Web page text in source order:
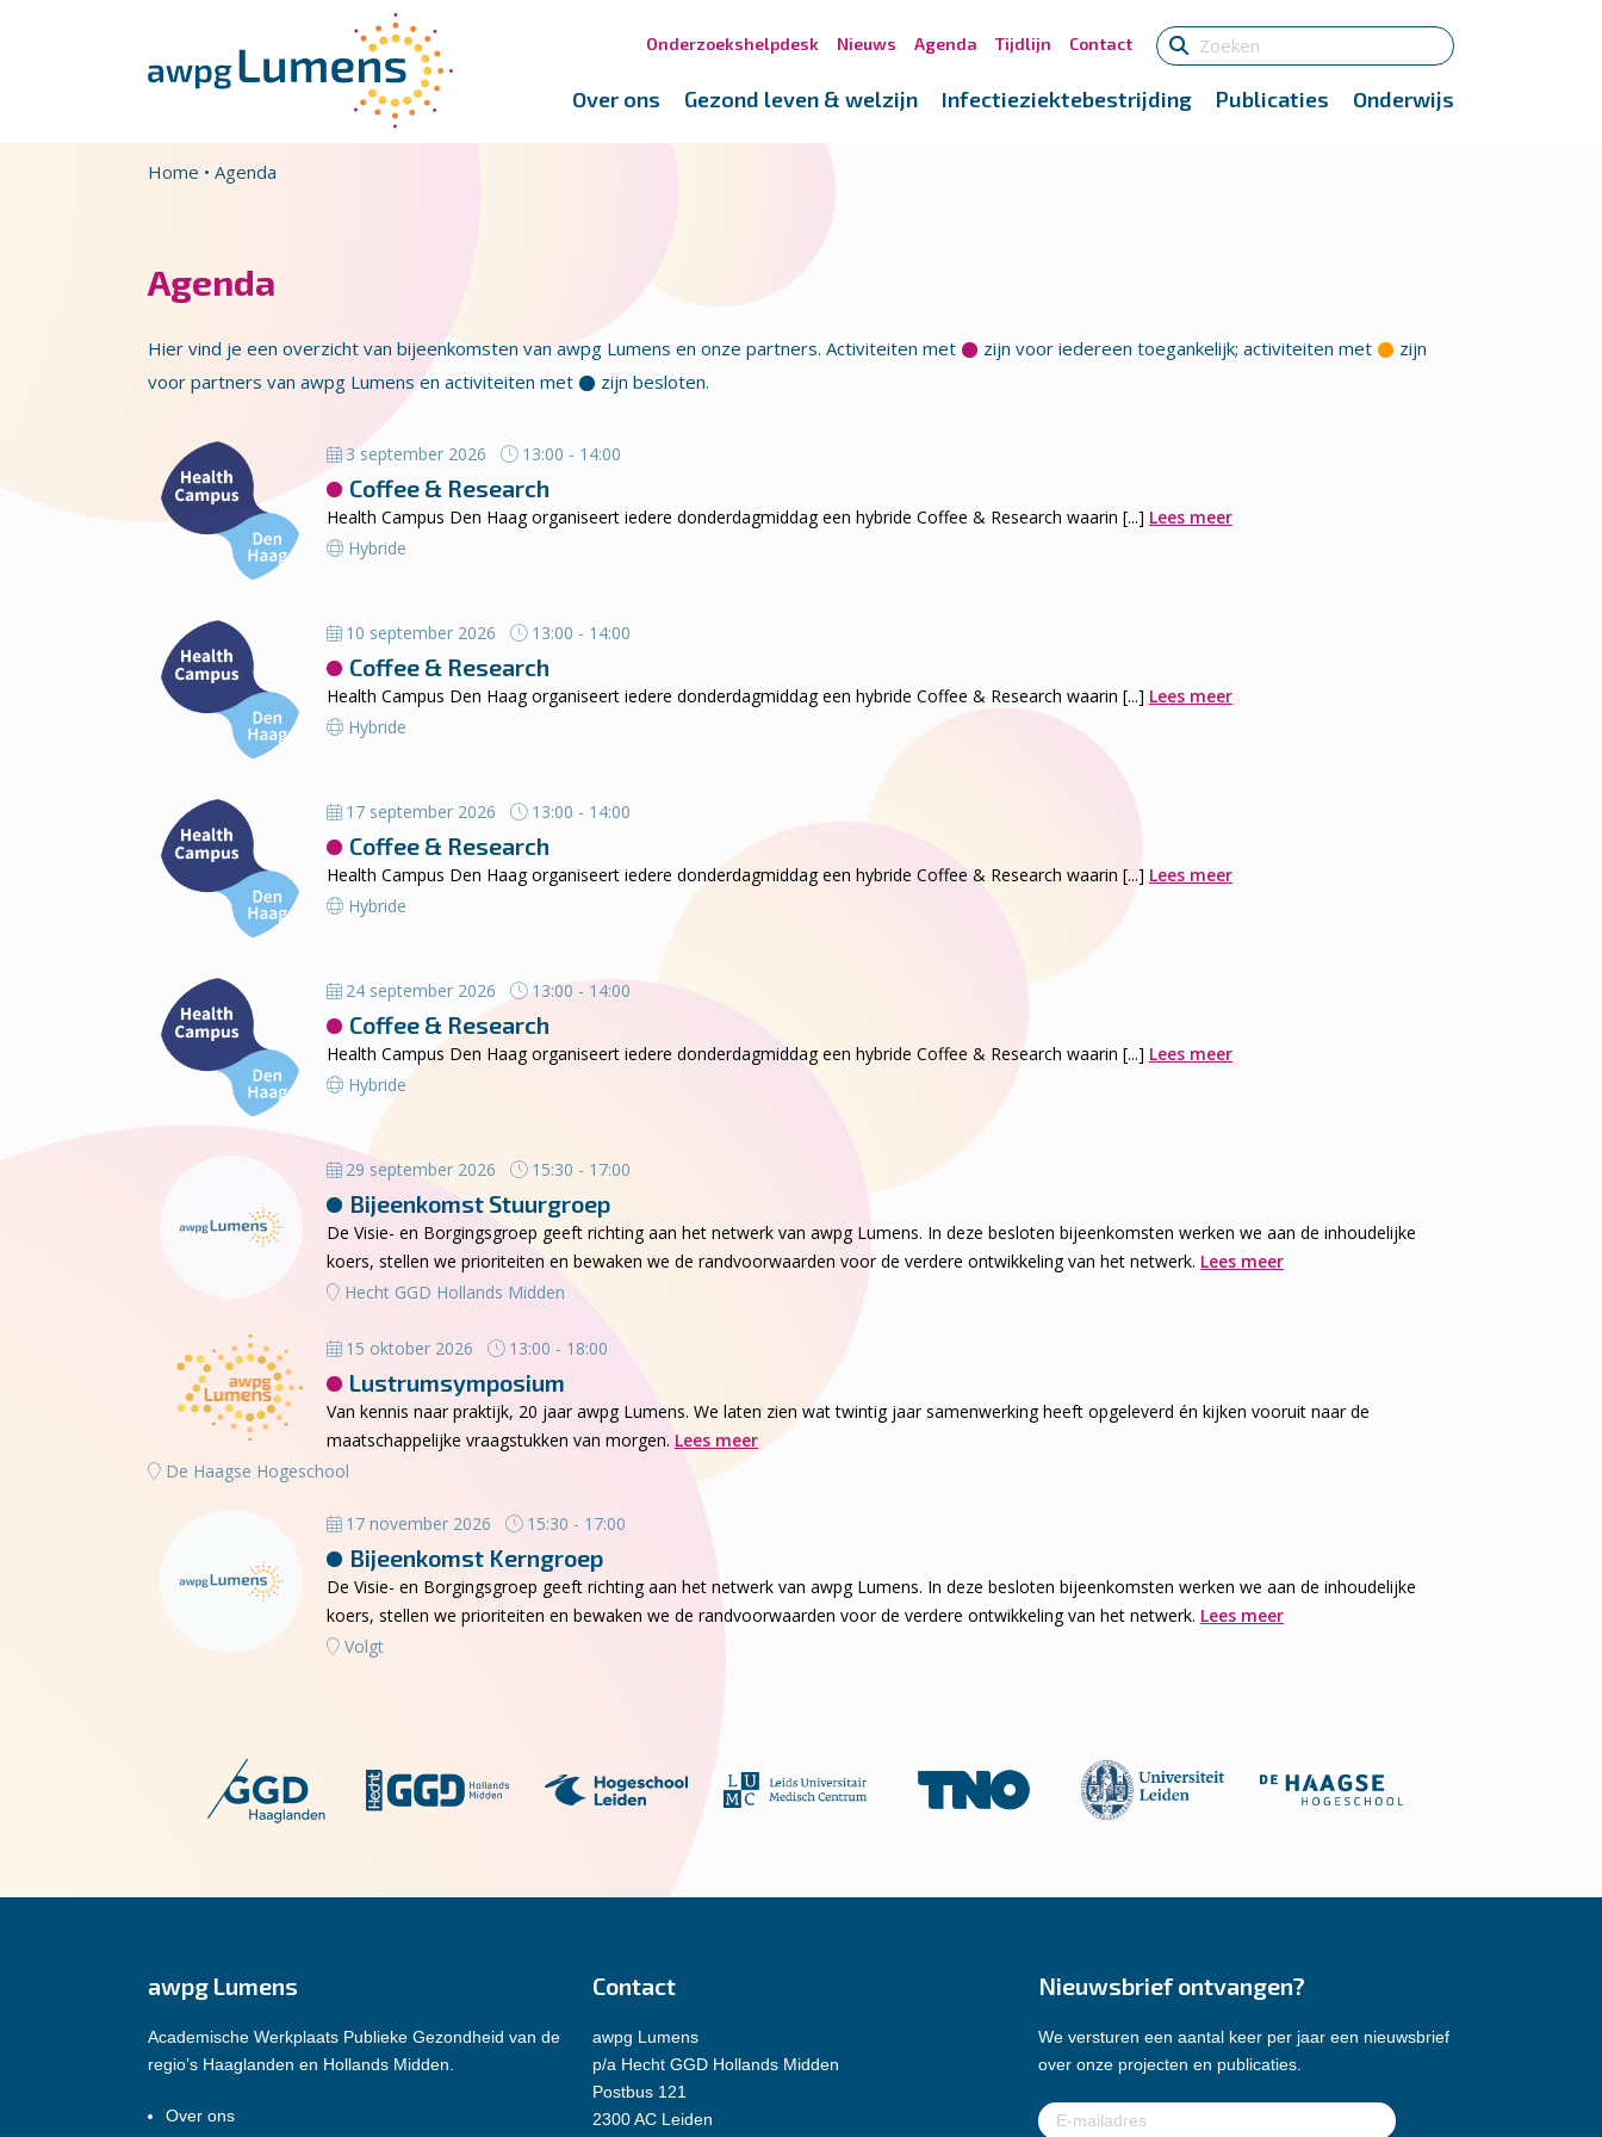
Onderzoekshelpdesk Nieuws Agenda Tijdlijn Contact
Over ons Gezond leven & welzijn Infectieziektebestrijding Publicaties Onderwijs
Home • Agenda
Agenda
Hier vind je een overzicht van bijeenkomsten van awpg Lumens en onze partners. Activiteiten met zijn voor iedereen toegankelijk; activiteiten met
zijn
voor partners van awpg Lumens en activiteiten met
zijn besloten.
3 september 2026 13:00 - 14:00
Coffee & Research
Health Campus Den Haag organiseert iedere donderdagmiddag een hybride Coffee & Research waarin [...] Lees meer
Hybride
10 september 2026 13:00 - 14:00
Coffee & Research
Health Campus Den Haag organiseert iedere donderdagmiddag een hybride Coffee & Research waarin [...] Lees meer
Hybride
17 september 2026 13:00 - 14:00
Coffee & Research
Health Campus Den Haag organiseert iedere donderdagmiddag een hybride Coffee & Research waarin [...] Lees meer
Hybride
24 september 2026 13:00 - 14:00
Coffee & Research
Health Campus Den Haag organiseert iedere donderdagmiddag een hybride Coffee & Research waarin [...] Lees meer
Hybride
29 september 2026 15:30 - 17:00
Bijeenkomst Stuurgroep
De Visie- en Borgingsgroep geeft richting aan het netwerk van awpg Lumens. In deze besloten bijeenkomsten werken we aan de inhoudelijke
koers, stellen we prioriteiten en bewaken we de randvoorwaarden voor de verdere ontwikkeling van het netwerk. Lees meer
Hecht GGD Hollands Midden
15 oktober 2026 13:00 - 18:00
Lustrumsymposium
Van kennis naar praktijk, 20 jaar awpg Lumens. We laten zien wat twintig jaar samenwerking heeft opgeleverd én kijken vooruit naar de
maatschappelijke vraagstukken van morgen. Lees meer
De Haagse Hogeschool
17 november 2026 15:30 - 17:00
Bijeenkomst Kerngroep
De Visie- en Borgingsgroep geeft richting aan het netwerk van awpg Lumens. In deze besloten bijeenkomsten werken we aan de inhoudelijke
koers, stellen we prioriteiten en bewaken we de randvoorwaarden voor de verdere ontwikkeling van het netwerk. Lees meer
Volgt
awpg Lumens
Academische Werkplaats Publieke Gezondheid van de
regio’s Haaglanden en Hollands Midden.
Over ons
Contact
awpg Lumens
p/a Hecht GGD Hollands Midden
Postbus 121
2300 AC Leiden
Nieuwsbrief ontvangen?
We versturen een aantal keer per jaar een nieuwsbrief
over onze projecten en publicaties.
E-